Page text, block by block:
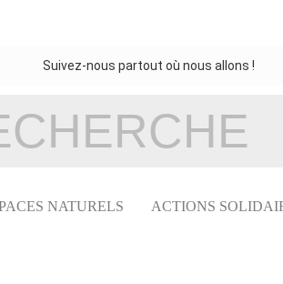
Suivez-nous partout où nous allons !
NATURELS ACTIONS